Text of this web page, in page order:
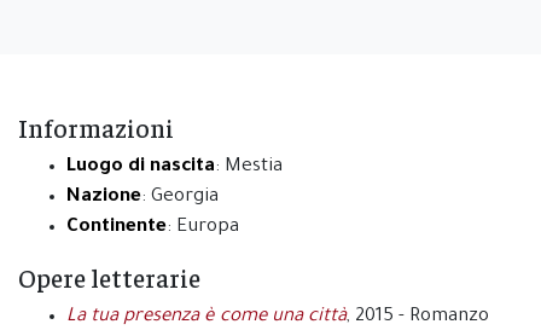
Informazioni
Luogo di nascita: Mestia
Nazione: Georgia
Continente: Europa
Opere letterarie
La tua presenza è come una città, 2015 - Romanzo